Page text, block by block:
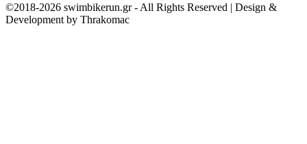
©2018-2026 swimbikerun.gr - All Rights Reserved | Design &
Development by Thrakomac